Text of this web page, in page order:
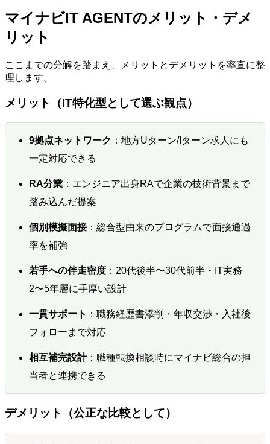
マイナビIT AGENTのメリット・デメ
リット
ここまでの分解を踏まえ、メリットとデメリットを率直に整
理します。
メリット（IT特化型として選ぶ観点）
9拠点ネットワーク ：地方Uターン/Iターン求人にも
一定対応できる
RA分業：エンジニア出身RAで企業の技術背景まで
踏み込んだ提案
個別模擬面接：総合型由来のプログラムで面接通過
率を補強
若手への伴走密度：20代後半〜30代前半・IT実務
2〜5年層に手厚い設計
一貫サポート ：職務経歴書添削・年収交渉・入社後
フォローまで対応
相互補完設計：職種転換相談時にマイナビ総合の担
当者と連携できる
デメリット（公正な比較として）